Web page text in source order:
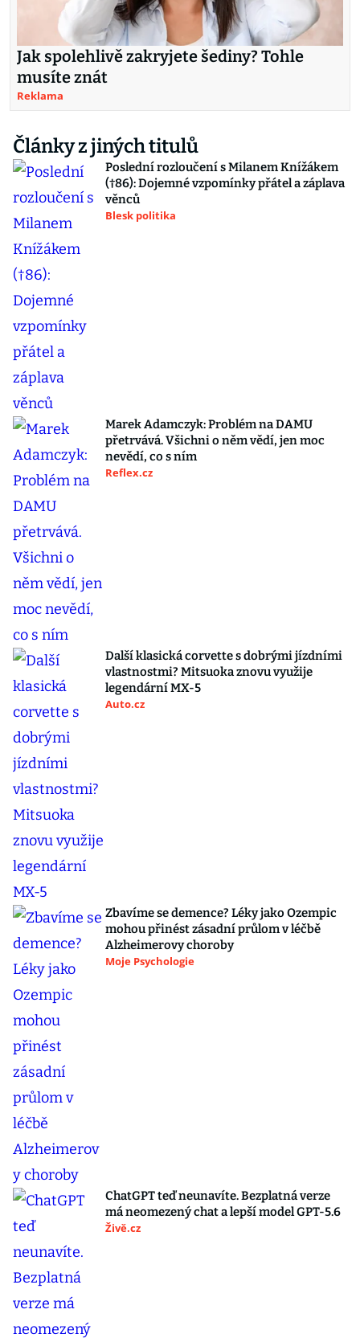
Jak spolehlivě zakryjete šediny? Tohle
musíte znát
Reklama
Články z jiných titulů
Poslední rozloučení s Milanem Knížákem
(†86): Dojemné vzpomínky přátel a záplava
věnců
Blesk politika
Marek Adamczyk: Problém na DAMU
přetrvává. Všichni o něm vědí, jen moc
nevědí, co s ním
Reflex.cz
Další klasická corvette s dobrými jízdními
vlastnostmi? Mitsuoka znovu využije
legendární MX-5
Auto.cz
Zbavíme se demence? Léky jako Ozempic
mohou přinést zásadní průlom v léčbě
Alzheimerovy choroby
Moje Psychologie
ChatGPT teď neunavíte. Bezplatná verze
má neomezený chat a lepší model GPT-5.6
Živě.cz